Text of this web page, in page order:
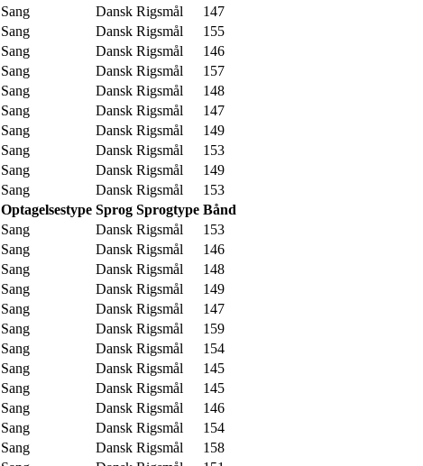
Sang Dansk Rigsmål
147
Sang Dansk Rigsmål
155
Sang Dansk Rigsmål
146
Sang Dansk Rigsmål
157
Sang Dansk Rigsmål
148
Sang Dansk Rigsmål
147
Sang Dansk Rigsmål
149
Sang Dansk Rigsmål
153
Sang Dansk Rigsmål
149
Sang Dansk Rigsmål
153
Optagelsestype Sprog Sprogtype Bånd
Sang Dansk Rigsmål
153
Sang Dansk Rigsmål
146
Sang Dansk Rigsmål
148
Sang Dansk Rigsmål
149
Sang Dansk Rigsmål
147
Sang Dansk Rigsmål
159
Sang Dansk Rigsmål
154
Sang Dansk Rigsmål
145
Sang Dansk Rigsmål
145
Sang Dansk Rigsmål
146
Sang Dansk Rigsmål
154
Sang Dansk Rigsmål
158